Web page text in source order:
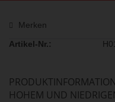
Merken
Artikel-Nr.:
HOHEM UND